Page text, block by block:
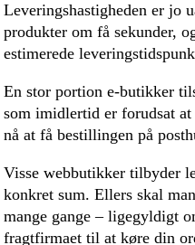
Leveringshastigheden er jo
produkter om få sekunder,
estimerede
En stor portion e-butikker
som imidlertid er forudsat
nå at få bestillingen på
Visse webbutikker tilbyder
konkret sum. Ellers skal
mange gange – ligegyldigt
fragtfirmaet til at køre din